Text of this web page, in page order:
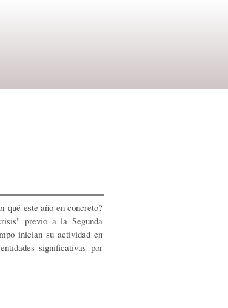
qué este año en concreto?
previo a la Segunda
inician su actividad en
significativas por